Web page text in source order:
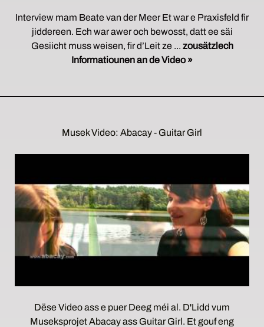
Interview mam Beate van der Meer Et war e Praxisfeld fir
jiddereen. Ech war awer och bewosst, datt ee säi
Gesiicht muss weisen, fir d’Leit ze ... zousätzlech
Informatiounen an de Video »
Musek Video: Abacay - Guitar Girl
Dëse Video ass e puer Deeg méi al. D'Lidd vum
Museksprojet Abacay ass Guitar Girl. Et gouf eng